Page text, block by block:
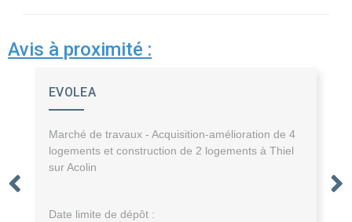
Avis à proximité :
EVOLEA
Marché de travaux - Acquisition-amélioration de 4
logements et construction de 2 logements à Thiel
sur Acolin
Date limite de dépôt :